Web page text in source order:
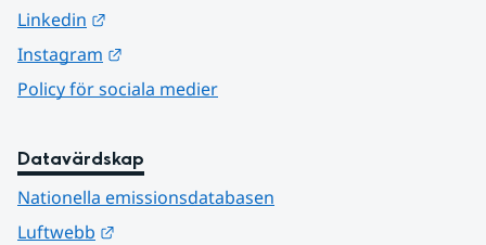
Linkedin
Instagram
Policy för sociala medier
Datavärdskap
Nationella emissionsdatabasen
Luftwebb